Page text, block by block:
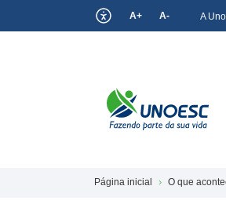
A+ A- A
Página inicial O que